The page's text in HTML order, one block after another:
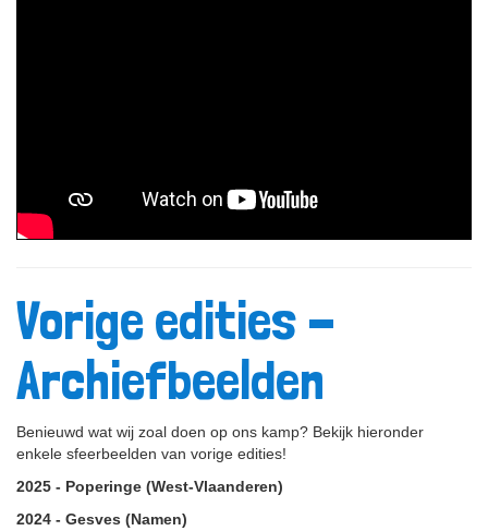
Vorige edities -
Archiefbeelden
Benieuwd wat wij zoal doen op ons kamp? Bekijk hieronder
enkele sfeerbeelden van vorige edities!
2025 - Poperinge (West-Vlaanderen)
2024 - Gesves (Namen)